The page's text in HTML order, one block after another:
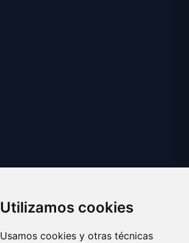
Utilizamos cookies
Usamos cookies y otras técnicas